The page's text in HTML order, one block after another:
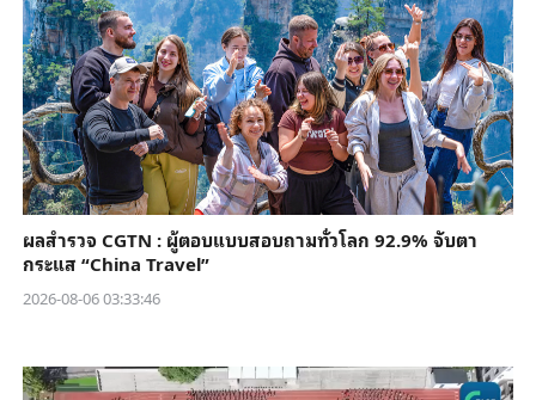
ผลสำรวจ CGTN : ผู้ตอบแบบสอบถามทั่วโลก 92.9% จับตา
กระแส “China Travel”
2026-08-06 03:33:46